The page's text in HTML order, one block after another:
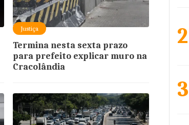
Justiça
Termina nesta sexta prazo
para prefeito explicar muro na
Cracolândia
2
3